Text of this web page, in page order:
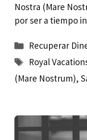
Nostra (Mare
por ser a tiempo
Categorías
Recuperar
Etiquetas
Royal
(Mare Nostrum),